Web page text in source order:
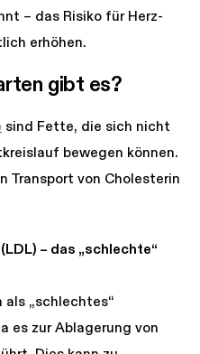
– das Risiko für Herz-
erhöhen.
gibt es?
sind Fette, die sich nicht
bewegen können.
Transport von Cholesterin
– das „schlechte“
als „schlechtes“
es zur Ablagerung von